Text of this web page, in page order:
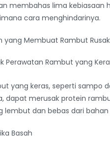
membahas lima
cara menghindarinya.
yang Membuat Rambut
Perawatan Rambut yang
yang keras, seperti sampo
dapat merusak protein
dan bebas dari bahan
Basah